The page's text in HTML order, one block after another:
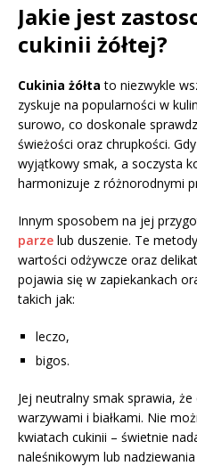
Jakie jest
cukinii żółtej?
Cukinia żółta to niezwykle
zyskuje na popularności w
surowo, co doskonale
świeżości oraz chrupkości.
wyjątkowy smak, a soczysta
harmonizuje z różnorodnymi
Innym sposobem na jej
parze lub duszenie. Te
wartości odżywcze oraz
pojawia się w zapiekankach
takich jak:
leczo,
bigos.
Jej neutralny smak sprawia,
warzywami i białkami. Nie
kwiatach cukinii – świetnie
naleśnikowym lub